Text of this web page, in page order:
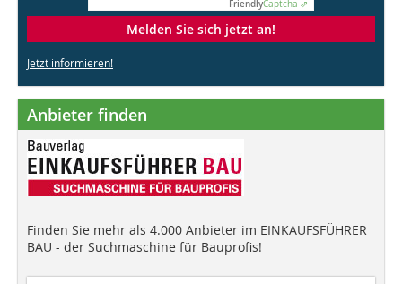
FriendlyCaptcha ⇗
Melden Sie sich jetzt an!
Jetzt informieren!
Anbieter finden
Finden Sie mehr als 4.000 Anbieter im EINKAUFSFÜHRER
BAU - der Suchmaschine für Bauprofis!